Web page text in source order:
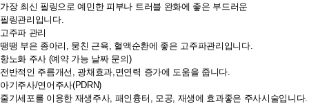
가장 최신 필링으로 예민한 피부나 트러블 완화에 좋은 부드러운
필링관리입니다.
고주파 관리
땡땡 부은 종아리, 뭉친 근육, 혈액순환에 좋은 고주파관리입니다.
항노화 주사 (예약 가능 날짜 문의)
전반적인 주름개선, 광채효과,면연력 증가에 도움을 줍니다.
아기주사/연어주사(PDRN)
줄기세포를 이용한 재생주사, 패인흉터, 모공, 재생에 효과좋은 주사시술입니다.